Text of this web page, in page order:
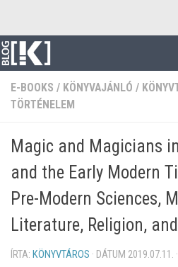
E-BOOKS / KÖNYVAJÁNLÓ /
TÖRTÉNELEM
Magic and Magicians
and the Early Modern
Pre-Modern Sciences,
Literature, Religion,
ÍRTA: KÖNYVTÁROS · DÁTUM 2019.07.11.